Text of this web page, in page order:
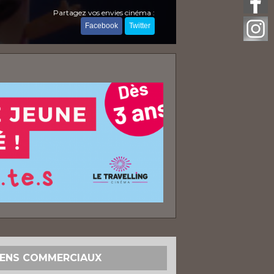
Partagez vos envies cinéma :
Facebook Twitter
COMMERCIAUX